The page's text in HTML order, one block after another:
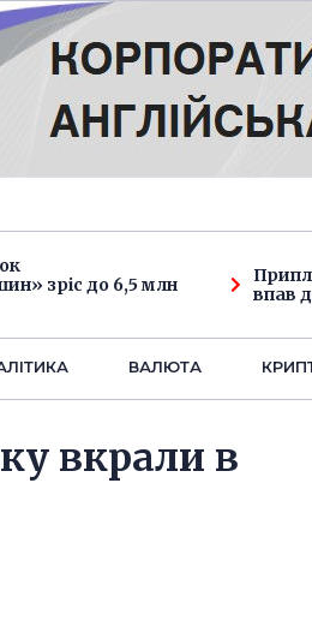
зріс до 6,5 млн
впав
ВАЛЮТА
вкрали в